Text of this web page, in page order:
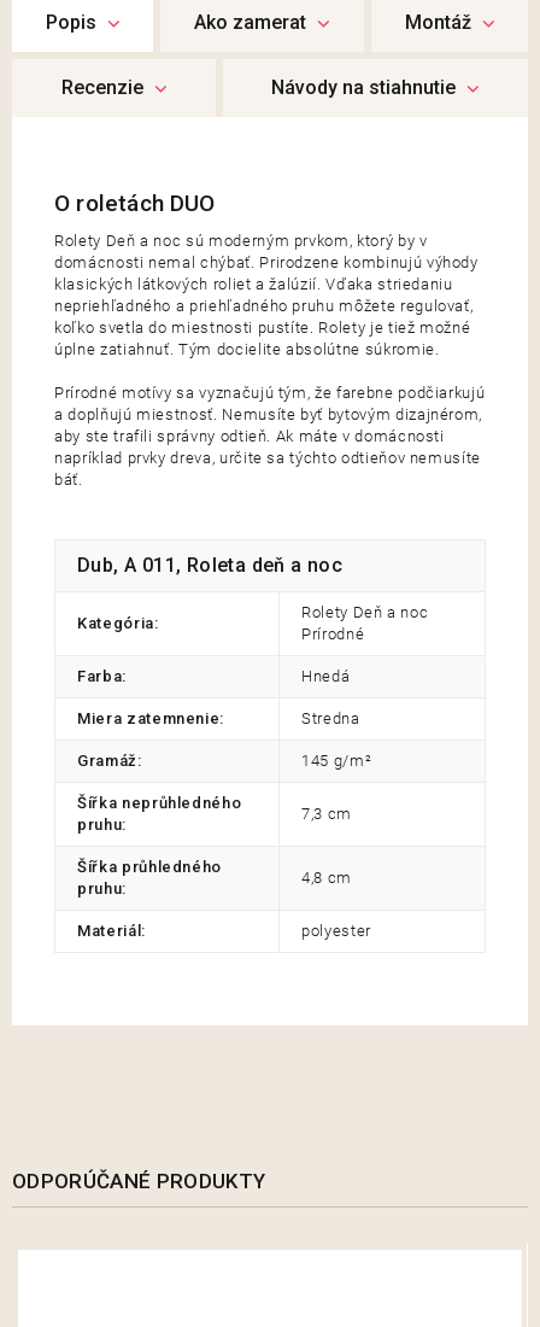
Popis Ako zamerat Montáž
Recenzie
Rolety Deň a noc sú moderným prvkom, ktorý by v
domácnosti nemal chýbať. Prirodzene kombinujú výhody
klasických látkových roliet a žalúzií. Vďaka striedaniu
nepriehľadného a priehľadného pruhu môžete regulovať,
koľko svetla do miestnosti pustíte. Rolety je tiež možné
úplne zatiahnuť. Tým docielite absolútne súkromie.
Prírodné motívy sa vyznačujú tým, že farebne podčiarkujú
a doplňujú miestnosť. Nemusíte byť bytovým dizajnérom,
aby ste trafili správny odtieň. Ak máte v domácnosti
napríklad prvky dreva, určite sa týchto odtieňov nemusíte
báť.
Dub, A 011, Roleta deň a noc
Kategória:
Rolety Deň a noc
Prírodné
Farba: Hnedá
Miera zatemnenie: Stredna
Gramáž : 145 g/m²
Šířka neprůhledného
pruhu:
7,3 cm
Šířka průhledného
pruhu:
4,8 cm
Materiál : polyester